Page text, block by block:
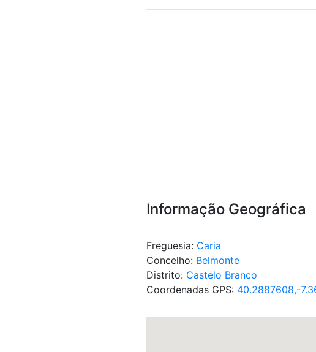
Informação Geográfica
Freguesia: Caria
Concelho: Belmonte
Distrito: Castelo Branco
Coordenadas GPS: 40.2887608,-